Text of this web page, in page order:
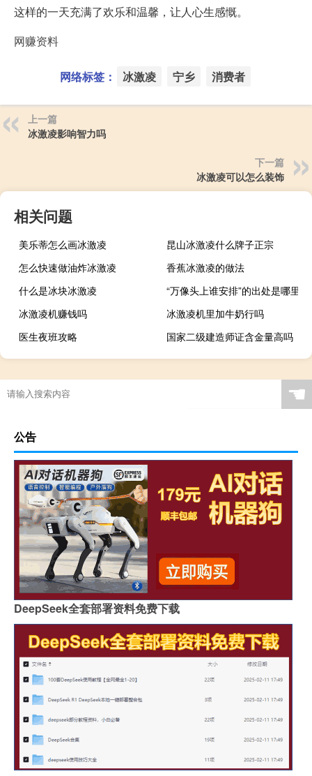
这样的一天充满了欢乐和温馨，让人心生感慨。
网赚资料
网络标签： 冰激凌 宁乡 消费者
上一篇
冰激凌影响智力吗
下一篇
冰激凌可以怎么装饰
相关问题
美乐蒂怎么画冰激凌
昆山冰激凌什么牌子正宗
怎么快速做油炸冰激凌
香蕉冰激凌的做法
什么是冰块冰激凌
“万像头上谁安排”的出处是哪里
冰激凌机赚钱吗
冰激凌机里加牛奶行吗
医生夜班攻略
国家二级建造师证含金量高吗
☚
公告
DeepSeek全套部署资料免费下载